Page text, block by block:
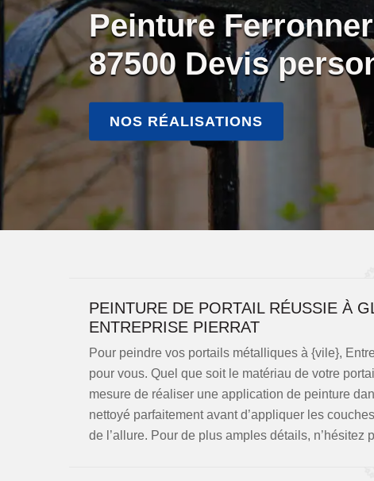
Peinture
87500 Devis
NOS RÉALISATIONS
PEINTURE DE PORTAIL RÉUSSIE À
ENTREPRISE PIERRAT
Pour peindre vos portails métalliques à {vile},
pour vous. Quel que soit le matériau de votre
mesure de réaliser une application de peinture
nettoyé parfaitement avant d’appliquer les
de l’allure. Pour de plus amples détails, n’hésitez